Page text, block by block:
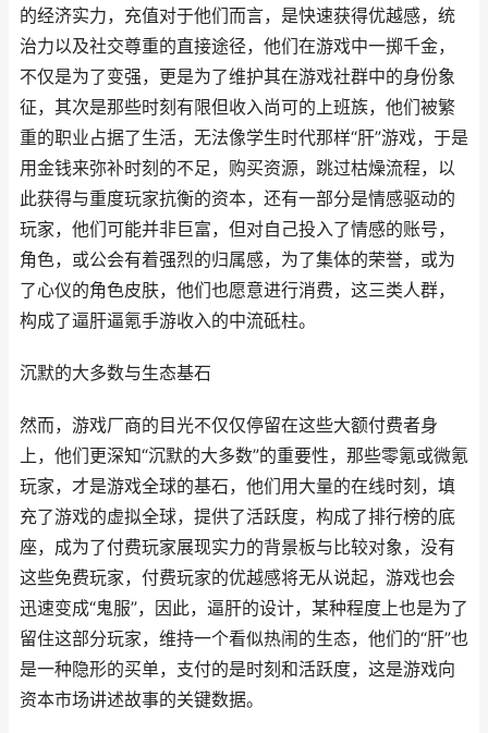
的经济实力，充值对于他们而言，是快速获得优越感，统
治力以及社交尊重的直接途径，他们在游戏中一掷千金，
不仅是为了变强，更是为了维护其在游戏社群中的身份象
征，其次是那些时刻有限但收入尚可的上班族，他们被繁
重的职业占据了生活，无法像学生时代那样“肝”游戏，于是
用金钱来弥补时刻的不足，购买资源，跳过枯燥流程，以
此获得与重度玩家抗衡的资本，还有一部分是情感驱动的
玩家，他们可能并非巨富，但对自己投入了情感的账号，
角色，或公会有着强烈的归属感，为了集体的荣誉，或为
了心仪的角色皮肤，他们也愿意进行消费，这三类人群，
构成了逼肝逼氪手游收入的中流砥柱。
沉默的大多数与生态基石
然而，游戏厂商的目光不仅仅停留在这些大额付费者身
上，他们更深知“沉默的大多数”的重要性，那些零氪或微氪
玩家，才是游戏全球的基石，他们用大量的在线时刻，填
充了游戏的虚拟全球，提供了活跃度，构成了排行榜的底
座，成为了付费玩家展现实力的背景板与比较对象，没有
这些免费玩家，付费玩家的优越感将无从说起，游戏也会
迅速变成“鬼服”，因此，逼肝的设计，某种程度上也是为了
留住这部分玩家，维持一个看似热闹的生态，他们的“肝”也
是一种隐形的买单，支付的是时刻和活跃度，这是游戏向
资本市场讲述故事的关键数据。